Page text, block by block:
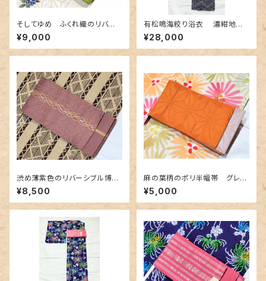
そしてゆめ ふくれ織のリバー
シブル半幅帯 抹茶色×金茶色
¥9,000
有松鳴海絞り浴衣 濃紺地に
青海波柄
¥28,000
渋め薄紫色のリバーシブル博多
織り半幅帯
¥8,500
麻の葉柄のポリ半幅帯 グレー
✕オレンジ
¥5,000